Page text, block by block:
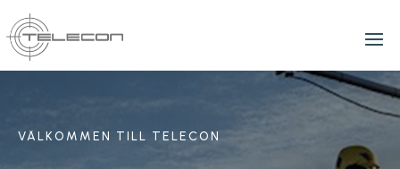
VÄLKOMMEN TILL TELECON